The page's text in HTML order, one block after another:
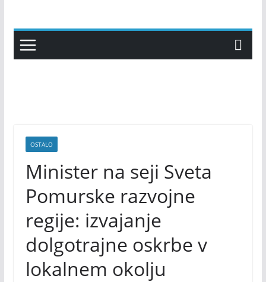
content
OSTALO
Minister na seji Sveta
Pomurske razvojne
regije: izvajanje
dolgotrajne oskrbe v
lokalnem okolju